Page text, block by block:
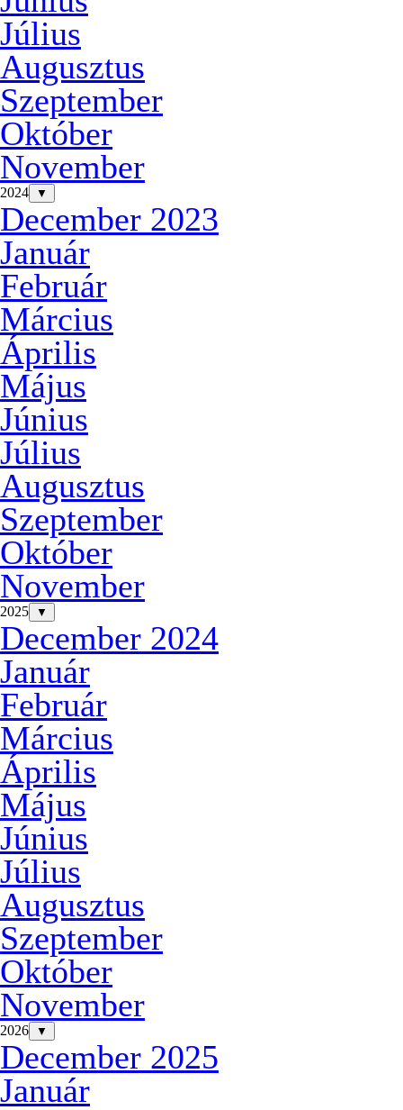
Július
Augusztus
Szeptember
Október
November
2024 ▼
December 2023
Január
Február
Március
Április
Május
Június
Július
Augusztus
Szeptember
Október
November
2025 ▼
December 2024
Január
Február
Március
Április
Május
Június
Július
Augusztus
Szeptember
Október
November
2026 ▼
December 2025
Január